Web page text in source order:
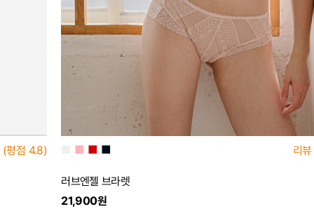
(평점 4.8) ■ ■ ■ 리뷰
러브엔젤 브라렛
21,900원